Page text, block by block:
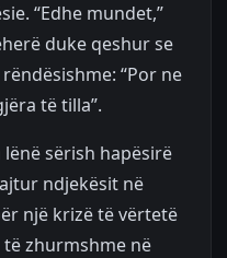
“Edhe mundet,”
duke qeshur se
“Por ne
të tilla”.
sërish hapësirë
ndjekësit në
një krizë të vërtetë
zhurmshme në